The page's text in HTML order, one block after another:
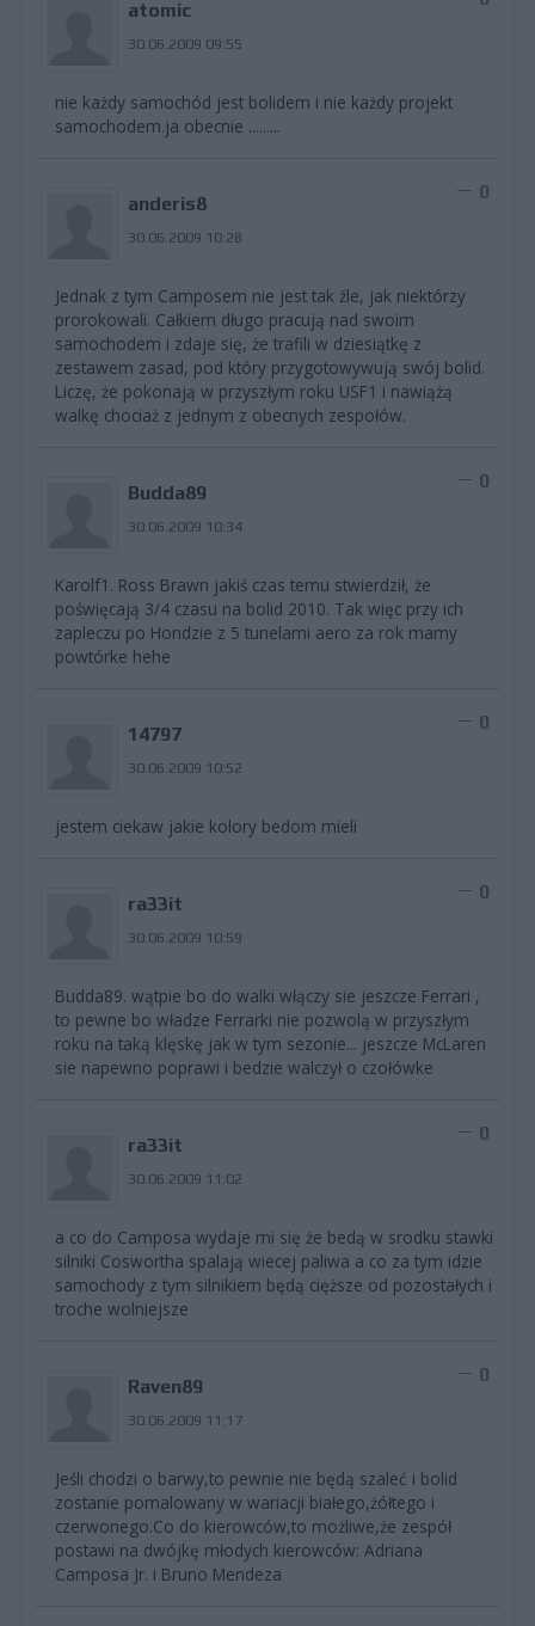
atomic
30.06.2009 09:55
nie każdy samochód jest bolidem i nie każdy projekt
samochodem.ja obecnie .........
anderis8
30.06.2009 10:28
0
Jednak z tym Camposem nie jest tak źle, jak niektórzy
prorokowali. Całkiem długo pracują nad swoim
samochodem i zdaje się, że trafili w dziesiątkę z
zestawem zasad, pod który przygotowywują swój bolid.
Liczę, że pokonają w przyszłym roku USF1 i nawiążą
walkę chociaż z jednym z obecnych zespołów.
Budda89
30.06.2009 10:34
0
Karolf1. Ross Brawn jakiś czas temu stwierdził, że
poświęcają 3/4 czasu na bolid 2010. Tak więc przy ich
zapleczu po Hondzie z 5 tunelami aero za rok mamy
powtórke hehe
14797
30.06.2009 10:52
0
jestem ciekaw jakie kolory bedom mieli
ra33it
30.06.2009 10:59
0
Budda89. wątpie bo do walki włączy sie jeszcze Ferrari ,
to pewne bo władze Ferrarki nie pozwolą w przyszłym
roku na taką klęskę jak w tym sezonie... jeszcze McLaren
sie napewno poprawi i bedzie walczył o czołówke
ra33it
30.06.2009 11:02
0
a co do Camposa wydaje mi się że bedą w srodku stawki
silniki Coswortha spalają wiecej paliwa a co za tym idzie
samochody z tym silnikiem będą cięższe od pozostałych i
troche wolniejsze
Raven89
30.06.2009 11:17
0
Jeśli chodzi o barwy,to pewnie nie będą szaleć i bolid
zostanie pomalowany w wariacji białego,żółtego i
czerwonego.Co do kierowców,to możliwe,że zespół
postawi na dwójkę młodych kierowców: Adriana
Camposa Jr. i Bruno Mendeza